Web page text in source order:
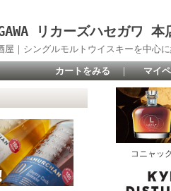
リカーズハセガワ
屋｜シングルモルトウイスキーを中心
カートをみる ｜ マイ